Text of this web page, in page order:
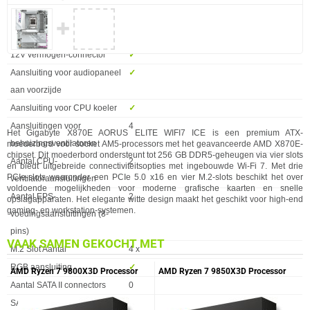
Het Gigabyte X870E AORUS ELITE WIFI7 ICE is een premium ATX-
moederbord voor socket AM5-processors met het geavanceerde AMD X870E-
chipset. Dit moederbord ondersteunt tot 256 GB DDR5-geheugen via vier slots
en biedt uitgebreide connectiviteitsopties met ingebouwde Wi-Fi 7. Met drie
PCIe-slots waaronder een PCIe 5.0 x16 en vier M.2-slots beschikt het over
voldoende mogelijkheden voor moderne grafische kaarten en snelle
opslagapparaten. Het elegante witte design maakt het geschikt voor high-end
gaming- en workstation-systemen.
WiFi-AP antenna jack
INTERNE AANSLUITINGEN
Eigenschap Waarde
12V vermogen-connector
✓︎
Aansluiting voor audiopaneel
aan voorzijde
✓︎
Aansluiting voor CPU koeler
✓︎
Aansluitingen voor
behuizingsventilatoren
4
Aantal CPU-
ventilatoraansluitingen
2
Aantal EPS-
voedingsaansluitingen (8-
pins)
2
M.2 Slot Aantal
4 x
RGB aansluiting
✓︎
Aantal SATA II connectors
0
SATA-3 6Gbps
✚
VAAK SAMEN GEKOCHT MET
AMD Ryzen 7 9800X3D Processor AMD Ryzen 7 9850X3D Processor